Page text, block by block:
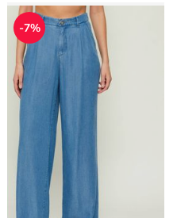
Pepe
Jeansy damskie casual
-7%